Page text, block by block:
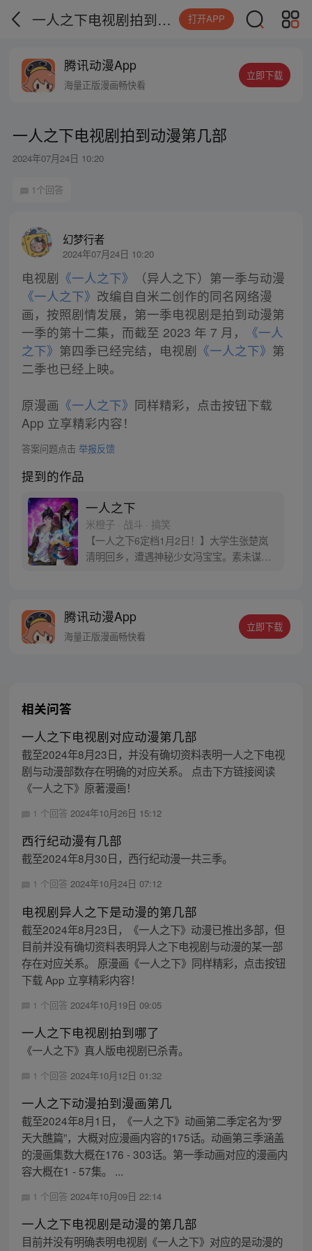
一人之下电视剧拍到动漫第几部 打开APP
腾讯动漫App
海量正版漫画畅快看
立即下载
一人之下电视剧拍到动漫第几部
2024年07月24日 10:20
1个回答
幻梦行者
2024年07月24日 10:20
电视剧 《一人之下》
（异人之下）第一季与动漫
《一人之下》 改编自自米二创作的同名网络漫
画，按照剧情发展，第一季电视剧是拍到动漫第
一季的第十二集，而截至 2023 年 7 月，
《一人
之下》 第四季已经完结，电视剧 《一人之下》 第
二季也已经上映。
原漫画 《一人之下》 同样精彩，点击按钮下载
App 立享精彩内容！
答案问题点击 举报反馈
提到的作品
一人之下
米橙子 · 战斗 · 搞笑
【一人之下6定档1月2日！】大学生张楚岚
清明回乡，遭遇神秘少女冯宝宝。素未谋面
密，张楚岚的生活被彻底颠覆，与冯宝宝一
同踏上“异人”之旅。
腾讯动漫App
海量正版漫画畅快看
立即下载
相关问答
一人之下电视剧对应动漫第几部
截至2024年8月23日，并没有确切资料表明一人之下电视
剧与动漫部数存在明确的对应关系。 点击下方链接阅读
《一人之下》原著漫画！
1 个回答 2024年10月26日 15:12
西行纪动漫有几部
截至2024年8月30日，西行纪动漫一共三季。
1 个回答 2024年10月24日 07:12
电视剧异人之下是动漫的第几部
截至2024年8月23日，《一人之下》动漫已推出多部，但
目前并没有确切资料表明异人之下电视剧与动漫的某一部
存在对应关系。 原漫画《一人之下》同样精彩，点击按钮
下载 App 立享精彩内容！
1 个回答 2024年10月19日 09:05
一人之下电视剧拍到哪了
《一人之下》真人版电视剧已杀青。
1 个回答 2024年10月12日 01:32
一人之下动漫拍到漫画第几
截至2024年8月1日，《一人之下》动画第二季定名为“罗
天大醮篇”，大概对应漫画内容的175话。动画第三季涵盖
的漫画集数大概在176 - 303话。第一季动画对应的漫画内
容大概在1 - 57集。 ...
1 个回答 2024年10月09日 22:14
一人之下电视剧是动漫的第几部
目前并没有明确表明电视剧《一人之下》对应的是动漫的